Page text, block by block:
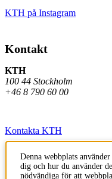
KTH på Instagram
Kontakt
KTH
100 44 Stockholm
+46 8 790 60 00
Kontakta KTH
Jobba på KTH
Press och media
Denna webbplats
dig och hur du använder
nödvändiga för att